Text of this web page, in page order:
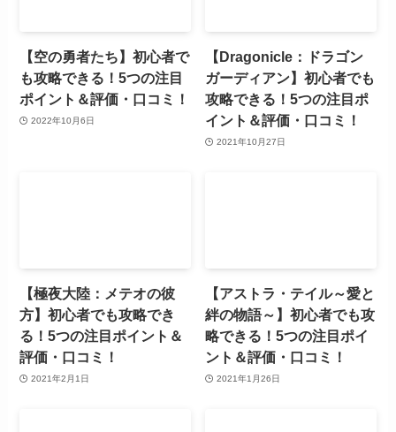
【空の勇者たち】初心者で
も攻略できる！5つの注目
ポイント＆評価・口コミ！
2022年10月6日
【Dragonicle：ドラゴン
ガーディアン】初心者でも
攻略できる！5つの注目ポ
イント＆評価・口コミ！
2021年10月27日
【極夜大陸：メテオの彼
方】初心者でも攻略でき
る！5つの注目ポイント＆
評価・口コミ！
2021年2月1日
【アストラ・テイル～愛と
絆の物語～】初心者でも攻
略できる！5つの注目ポイ
ント＆評価・口コミ！
2021年1月26日